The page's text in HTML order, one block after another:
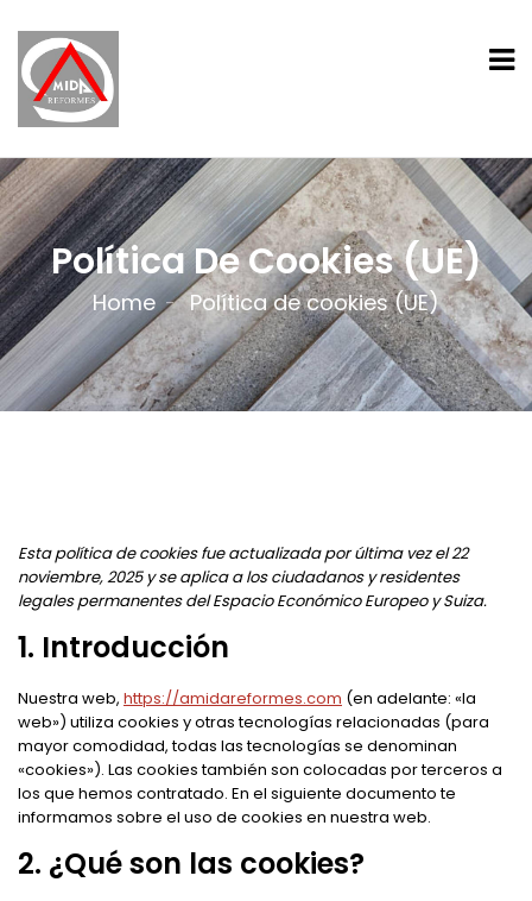
Política De Cookies (UE)
Home Política de cookies (UE)
Esta política de cookies fue actualizada por última vez el 22
noviembre, 2025 y se aplica a los ciudadanos y residentes
legales permanentes del Espacio Económico Europeo y Suiza.
1. Introducción
Nuestra web, https://amidareformes.com (en adelante: «la
web») utiliza cookies y otras tecnologías relacionadas (para
mayor comodidad, todas las tecnologías se denominan
«cookies»). Las cookies también son colocadas por terceros a
los que hemos contratado. En el siguiente documento te
informamos sobre el uso de cookies en nuestra web.
2. ¿Qué son las cookies?